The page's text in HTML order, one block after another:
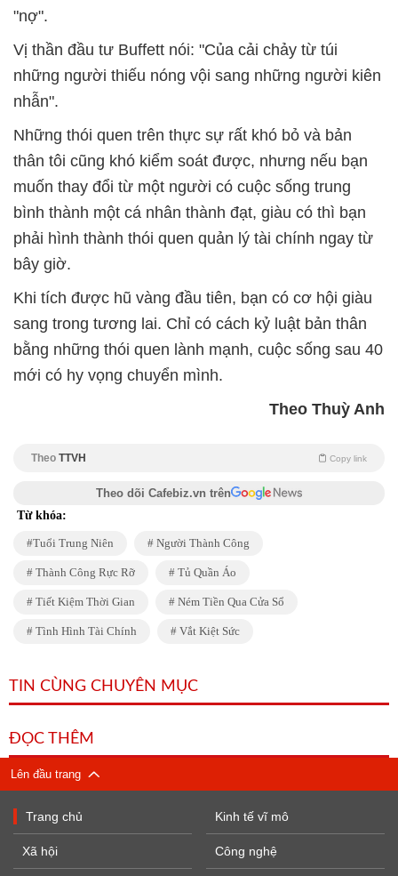
"nợ".
Vị thần đầu tư Buffett nói: "Của cải chảy từ túi
những người thiếu nóng vội sang những người kiên
nhẫn".
Những thói quen trên thực sự rất khó bỏ và bản
thân tôi cũng khó kiểm soát được, nhưng nếu bạn
muốn thay đổi từ một người có cuộc sống trung
bình thành một cá nhân thành đạt, giàu có thì bạn
phải hình thành thói quen quản lý tài chính ngay từ
bây giờ.
Khi tích được hũ vàng đầu tiên, bạn có cơ hội giàu
sang trong tương lai. Chỉ có cách kỷ luật bản thân
bằng những thói quen lành mạnh, cuộc sống sau 40
mới có hy vọng chuyển mình.
Theo Thuỳ Anh
Theo TTVH Copy link
Theo dõi Cafebiz.vn trên
Từ khóa:
Tuổi Trung Niên Người Thành Công
Thành Công Rực Rỡ Tủ Quần Áo
Tiết Kiệm Thời Gian Ném Tiền Qua Cửa Sổ
Tình Hình Tài Chính Vắt Kiệt Sức
TIN CÙNG CHUYÊN MỤC
ĐỌC THÊM
Lên đầu trang
Trang chủ
Xã hội
Kinh tế vĩ mô
Công nghệ